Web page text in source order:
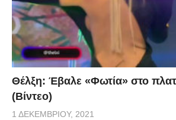
Θέλξη: Έβαλε «Φωτία» στο
(Βίντεο)
1 ΔΕΚΕΜΒΡΊΟΥ, 2021